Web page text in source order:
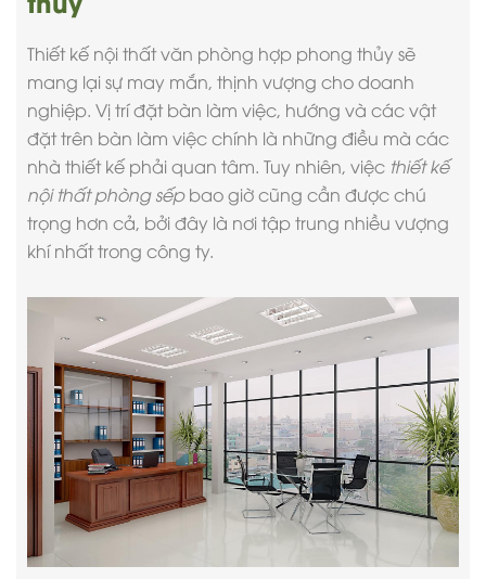
Thiết kế nội thấtvăn phòng hợp phong thủy sẽ
mang lại sự may mắn, thịnh vượng cho doanh
nghiệp. Vị trí đặt bàn làm việc, hướng và các vật
đặt trên bàn làm việc chính là những điều mà các
nhà thiết kế phải quan tâm. Tuy nhiên, việc thiết kế
nội thất phòng sếpbao giờ cũng cần được chú
trọng hơn cả, bởi đây là nơi tập trung nhiều vượng
khí nhất trong công ty.